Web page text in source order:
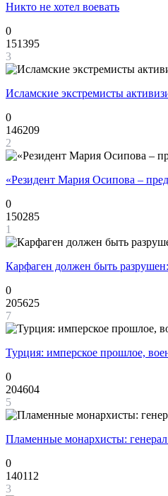
Никто не хотел воевать
0
151395
3
Исламские экстремисты
0
146209
2
«Резидент Мария Осипова –
0
150285
1
Карфаген должен быть разрушен:
0
205625
7
Турция: имперское прошлое,
0
204604
5
Пламенные монархисты:
0
140112
3